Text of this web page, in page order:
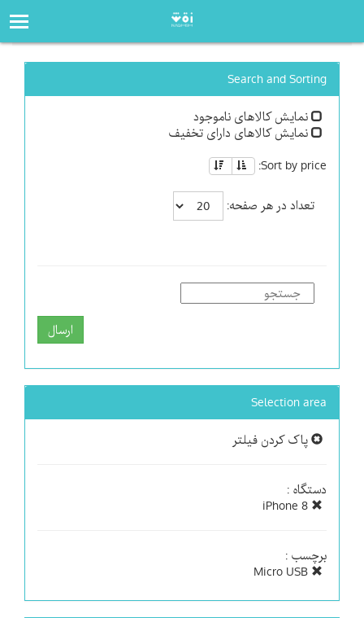
Search and Sorting
نمایش کالاهای ناموجود
نمایش کالاهای دارای تخفیف
Sort by price:
تعداد در هر صفحه:
ارسال
Selection area
پاک کردن فیلتر
دستگاه :
برچسب :